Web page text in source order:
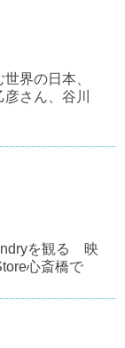
界の日本、
さん、谷川
を観る 映
心斎橋で